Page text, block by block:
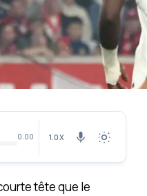
0:00 1.0X
tête que le